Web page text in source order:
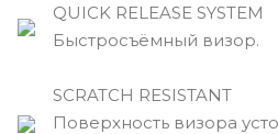
QUICK RELEASE SYSTEM
Быстросъёмный визор.
SCRATCH RESISTANT
Поверхность визора